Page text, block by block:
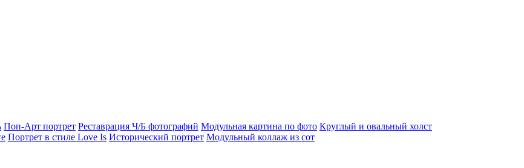
Поп-Арт портрет Реставрация Ч/Б фотографий Модульная картина по фото Круглый и овальный холст
Портрет в стиле Love Is Исторический портрет Модульный коллаж из сот